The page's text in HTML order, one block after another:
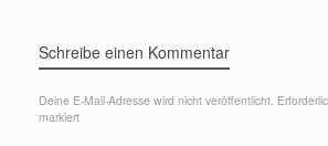
Schreibe einen Kommentar
Deine E-Mail-Adresse wird nicht veröffentlicht.
markiert